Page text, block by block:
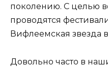
поколению. С целью
проводятся
Вифлеемская звезда
Довольно часто в